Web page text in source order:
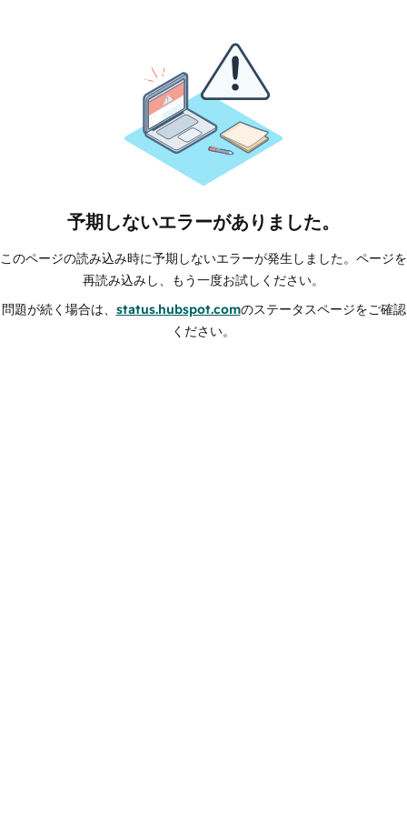
予期しないエラーがありました。
このページの読み込み時に予期しないエラーが発生しました。ページを
再読み込みし、もう一度お試しください。
問題が続く場合は、 status.hubspot.comのステータスページをご確認
ください。